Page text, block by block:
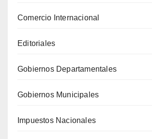
Comercio Internacional
Editoriales
Gobiernos Departamentales
Gobiernos Municipales
Impuestos Nacionales